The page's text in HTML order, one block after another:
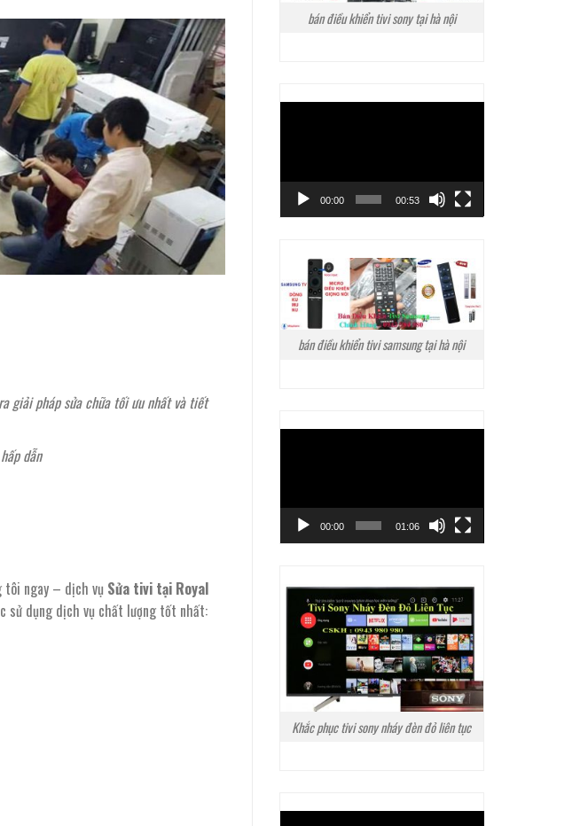
giải pháp sửa chữa tối ưu nhất và tiết
dẫn
tôi ngay – dịch vụ Sửa tivi tại Royal
sử dụng dịch vụ chất lượng tốt nhất:
bán điều khiển tivi sony tại hà nội
00:00 00:53
bán điều khiển tivi samsung tại hà nội
00:00 01:06
Khắc phục tivi sony nháy đèn đỏ liên tục